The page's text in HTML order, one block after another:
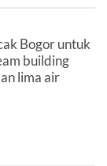
Bogor untuk
building
lima air